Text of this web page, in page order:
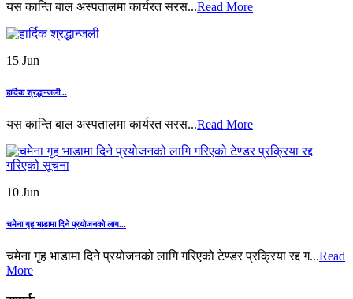
यस कान्ति बाल अस्पतालमा कार्यरत सरस...Read More
15 Jun
हार्दिक श्रद्धान्जली...
यस कान्ति बाल अस्पतालमा कार्यरत सरस...Read More
10 Jun
चमेना गृह भाडामा दिने प्रयोजनको लाग...
चमेना गृह भाडामा दिने प्रयोजनको लागि गरिएको टेण्डर प्रक्रिया रद्द ग...Read
More